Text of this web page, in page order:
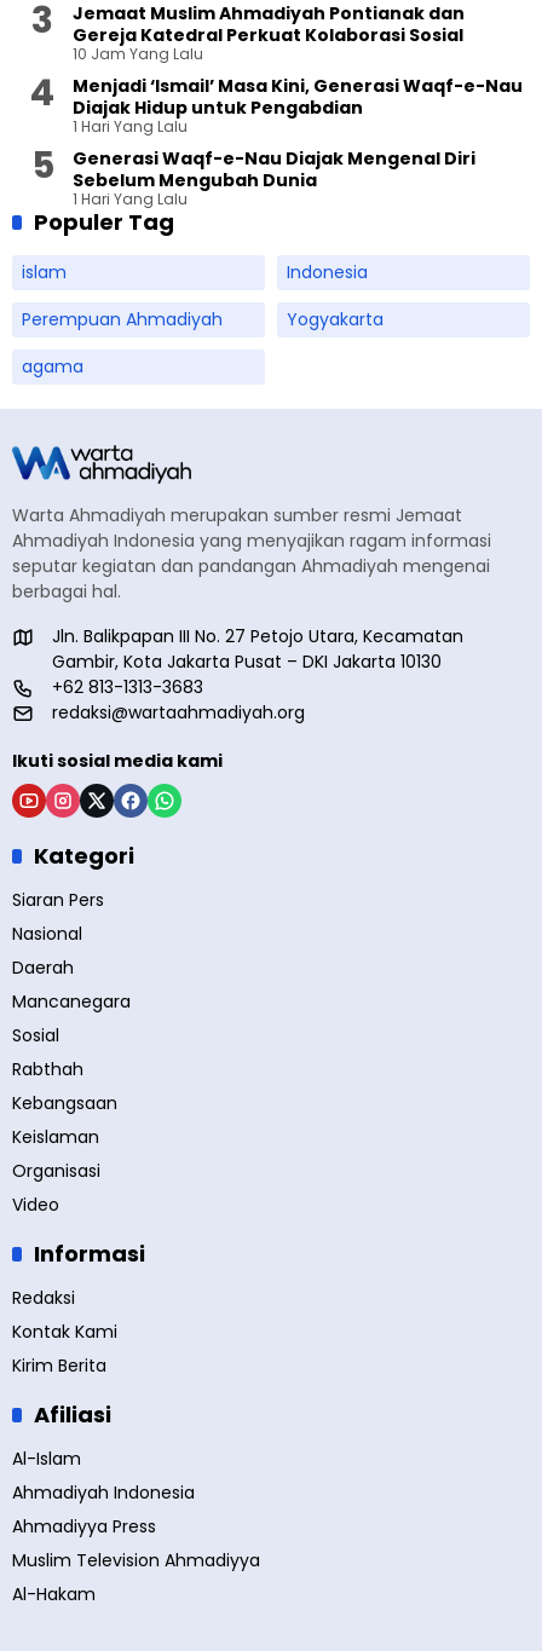
Jemaat Muslim Ahmadiyah Pontianak dan
Gereja Katedral Perkuat Kolaborasi Sosial
10 Jam Yang Lalu
Menjadi ‘Ismail’ Masa Kini, Generasi Waqf-e-Nau
Diajak Hidup untuk Pengabdian
1 Hari Yang Lalu
Generasi Waqf-e-Nau Diajak Mengenal Diri
Sebelum Mengubah Dunia
1 Hari Yang Lalu
Populer Tag
islam
Indonesia
Perempuan Ahmadiyah
Yogyakarta
agama
Warta Ahmadiyah merupakan sumber resmi Jemaat
Ahmadiyah Indonesia yang menyajikan ragam informasi
seputar kegiatan dan pandangan Ahmadiyah mengenai
berbagai hal.
Jln. Balikpapan III No. 27 Petojo Utara, Kecamatan
Gambir, Kota Jakarta Pusat – DKI Jakarta 10130
+62 813-1313-3683
redaksi@wartaahmadiyah.org
Ikuti sosial media kami
Kategori
Siaran Pers
Nasional
Daerah
Mancanegara
Sosial
Rabthah
Kebangsaan
Keislaman
Organisasi
Video
Informasi
Redaksi
Kontak Kami
Kirim Berita
Afiliasi
Al-Islam
Ahmadiyah Indonesia
Ahmadiyya Press
Muslim Television Ahmadiyya
Al-Hakam